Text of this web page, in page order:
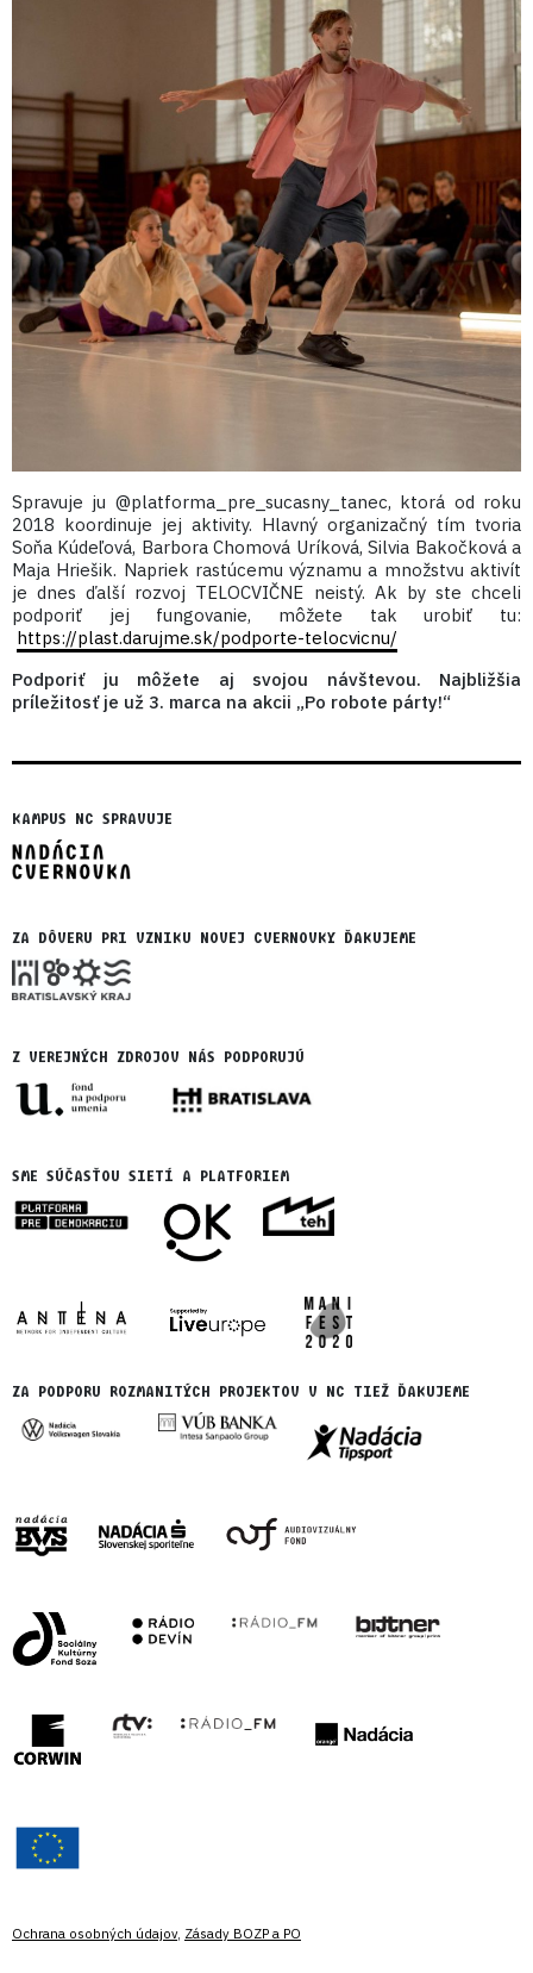
Spravuje ju @platforma_pre_sucasny_tanec, ktorá od roku
2018 koordinuje jej aktivity. Hlavný organizačný tím tvoria
Soňa Kúdeľová, Barbora Chomová Uríková, Silvia Bakočková a
Maja Hriešik. Napriek rastúcemu významu a množstvu aktivít
je dnes ďalší rozvoj TELOCVIČNE neistý. Ak by ste chceli
podporiť jej fungovanie, môžete tak urobiť tu:
https://plast.darujme.sk/podporte-telocvicnu/
Podporiť ju môžete aj svojou návštevou. Najbližšia
príležitosť je už 3. marca na akcii „Po robote párty!“
KAMPUS NC SPRAVUJE
ZA DÔVERU PRI VZNIKU NOVEJ CVERNOVKY ĎAKUJEME
Z VEREJNÝCH ZDROJOV NÁS PODPORUJÚ
SME SÚČASŤOU SIETÍ A PLATFORIEM
ZA PODPORU ROZMANITÝCH PROJEKTOV V NC TIEŽ ĎAKUJEME
Ochrana osobných údajov, Zásady BOZP a PO